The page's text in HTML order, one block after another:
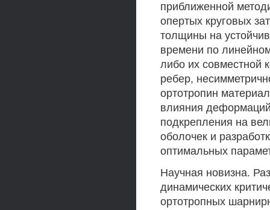
приближенной
опертых круговых
толщины на
времени по
либо их совместной
ребер,
ортотропин
влияния
подкрепления на
оболочек и
оптимальных
Научная новизна.
динамических
ортотропных